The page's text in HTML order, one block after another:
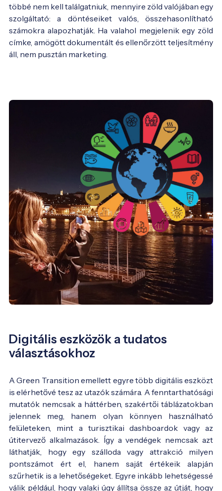
többé nem kell találgatniuk, mennyire zöld valójában egy
szolgáltató: a döntéseiket valós, összehasonlítható
számokra alapozhatják. Ha valahol megjelenik egy zöld
címke, amögött dokumentált és ellenőrzött teljesítmény
áll, nem pusztán marketing.
Digitális eszközök a tudatos
választásokhoz
A Green Transition emellett egyre több digitális eszközt
is elérhetővé tesz az utazók számára. A fenntarthatósági
mutatók nemcsak a háttérben, szakértői táblázatokban
jelennek meg, hanem olyan könnyen használható
felületeken, mint a turisztikai dashboardok vagy az
útitervező alkalmazások. Így a vendégek nemcsak azt
láthatják, hogy egy szálloda vagy attrakció milyen
pontszámot ért el, hanem saját értékeik alapján
szűrhetik is a lehetőségeket. Egyre inkább lehetségessé
válik például, hogy valaki úgy állítsa össze az útját, hogy